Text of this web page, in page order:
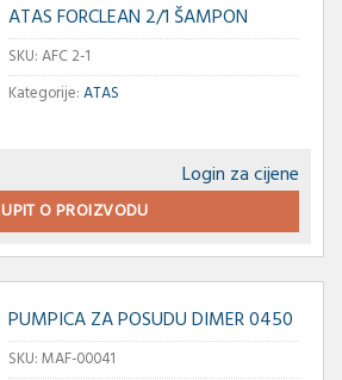
ATAS FORCLEAN 2/1 ŠAMPON
SKU:AFC 2-1
Kategorije:ATAS
Login za cijene
UPIT O PROIZVODU
PUMPICA ZA POSUDU DIMER 0450
SKU:MAF-00041